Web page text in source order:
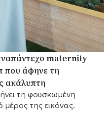
maternity
που άφηνε τη
ακάλυπτη
τη φουσκωμένη
μέρος της εικόνας.